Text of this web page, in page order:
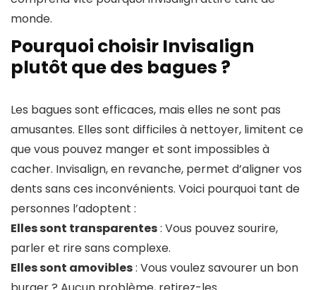
monde.
Pourquoi choisir Invisalign
plutôt que des bagues ?
Les bagues sont efficaces, mais elles ne sont pas
amusantes. Elles sont difficiles à nettoyer, limitent ce
que vous pouvez manger et sont impossibles à
cacher. Invisalign, en revanche, permet d’aligner vos
dents sans ces inconvénients. Voici pourquoi tant de
personnes l’adoptent :
Elles sont transparentes: Vous pouvez sourire,
parler et rire sans complexe.
Elles sont amovibles: Vous voulez savourer un bon